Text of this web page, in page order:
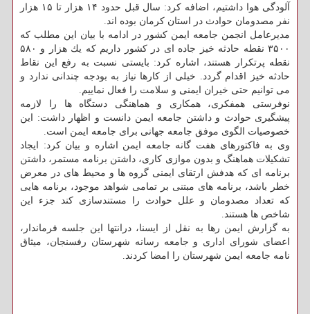
آلودگی هوا داشتیم، اضافه كرد: سال قبل حدود ۱۴ هزار تا ۱۵ هزار
نفر مصدومان حوادث در استان كرمان بوده اند.
مدیرعامل انجمن جامعه ایمن كشور در ادامه با بیان این مطلب كه
۳۵۰۰ نقطه حادثه خیز جاده ای در كشور داریم كه یك هزار و ۵۸۰
نقطه پرتكرار هستند، اشاره كرد: بایستی نسبت به رفع این نقاط
حادثه خیز اقدام گردد. خیلی از كارها نیاز به بودجه چندانی ندارد و
می توانیم حتی خیران ایمنی و سلامت را فعال نماییم.
نوفرستی همفكری، همكاری و هماهنگی دستگاه ها را لازمه
پیشگیری حوادث و داشتن جامعه ایمن دانست و اظهار داشت: این
خصوصیات الگوی موفق جامعه جهانی برای جامعه ایمن است.
وی به فاكتورهای هفت گانه جامعه ایمن اشاره و بیان كرد: ایجاد
تشكیلات هماهنگ و بدون موازی كاری، داشتن برنامه مستمر، داشتن
برنامه ای كه هدفش ارتقای ایمنی گروه ها و محیط های در معرض
خطر باشد، برنامه های مبتنی بر تمامی شواهد موجود، برنامه هایی
كه تعداد مصدومان و علل حوادث را مستندسازی كند جزء این
شاخص ها هستند.
به گزارش ایمن رها به نقل از ایسنا، درانتها این جلسه فرماندار،
اعضای شورای اداری و جامعه رسانه شهرستان رفسنجان، میثاق
نامه جامعه ایمن شهرستان را امضا كردند.